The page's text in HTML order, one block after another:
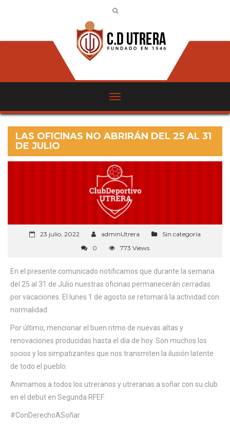
LAS OFICINAS NO ABRIRÁN DEL 25 AL 31
DE JULIO
23 julio, 2022 adminUtrera
Sin categoría
0
773 Views
En el presente comunicado notificamos que durante la semana
del 25 al 31 de Julio nuestras oficinas permanecerán cerradas
por vacaciones. El lunes 1 de agosto se retomará la actividad con
normalidad.
Por último, mencionar el buen ritmo de nuevas altas y
renovaciones producidas hasta el día de hoy. Son muchos los
socios y los simpatizantes que nos transmiten la ilusión latente
de todo el pueblo.
Animamos a todos los utreranos y utreranas a soñar con su club
en el debut en Segunda RFEF.
#ConDerechoASoñar